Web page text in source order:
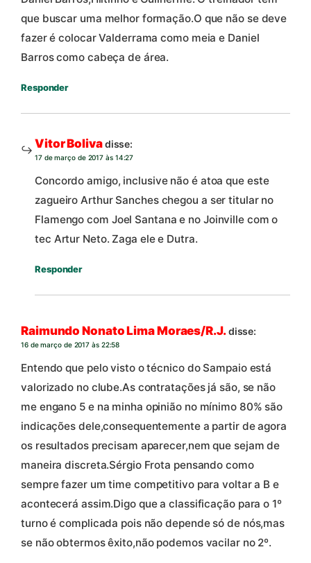
que buscar uma melhor formação.O que não se deve
fazer é colocar Valderrama como meia e Daniel
Barros como cabeça de área.
Responder
Vitor Bolivadisse:
17 de março de 2017 às 14:27
Concordo amigo, inclusive não é atoa que este
zagueiro Arthur Sanches chegou a ser titular no
Flamengo com Joel Santana e no Joinville com o
tec Artur Neto. Zaga ele e Dutra.
Responder
Raimundo Nonato Lima Moraes/R.J.disse:
16 de março de 2017 às 22:58
Entendo que pelo visto o técnico do Sampaio está
valorizado no clube.As contratações já são, se não
me engano 5 e na minha opinião no mínimo 80% são
indicações dele,consequentemente a partir de agora
os resultados precisam aparecer,nem que sejam de
maneira discreta.Sérgio Frota pensando como
sempre fazer um time competitivo para voltar a B e
acontecerá assim.Digo que a classificação para o 1º
turno é complicada pois não depende só de nós,mas
se não obtermos êxito,não podemos vacilar no 2º.